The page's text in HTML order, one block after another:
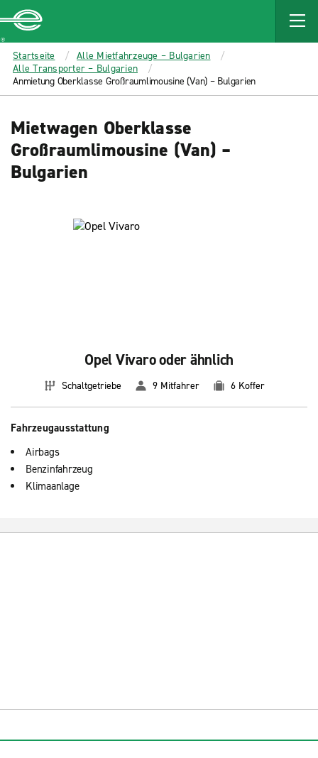
MAIN
CONTENT
Enterprise
Startseite
Alle Mietfahrzeuge – Bulgarien
Alle Transporter – Bulgarien
Anmietung Oberklasse Großraumlimousine (Van) – Bulgarien
Mietwagen Oberklasse
Großraumlimousine (Van) –
Bulgarien
Opel Vivaro oder ähnlich
Schaltgetriebe 9 Mitfahrer 6 Koffer
Fahrzeugausstattung
Airbags
Benzinfahrzeug
Klimaanlage